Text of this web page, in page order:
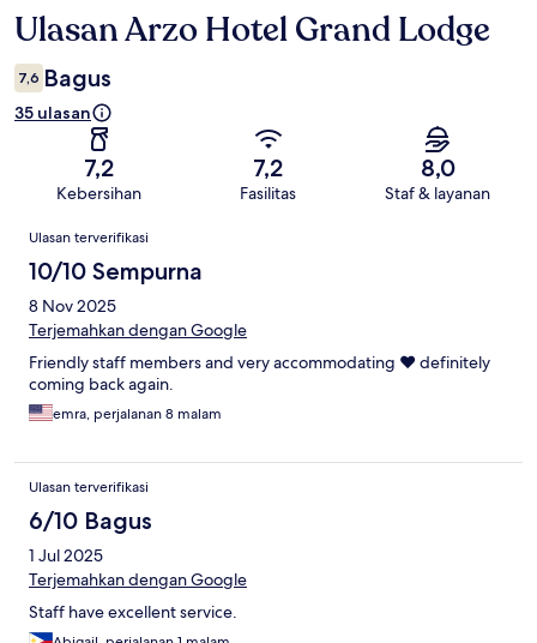
Ulasan
Ulasan Arzo Hotel Grand Lodge
7,6 Bagus
35 ulasan
7,2
Kebersihan
7,2
Fasilitas
8,0
Staf & layanan
Ulasan
Ulasan terverifikasi
10/10 Sempurna
8 Nov 2025
Terjemahkan dengan Google
Friendly staff members and very accommodating ❤️ definitely
coming back again.
emra, perjalanan 8 malam
Ulasan terverifikasi
6/10 Bagus
1 Jul 2025
Terjemahkan dengan Google
Staff have excellent service.